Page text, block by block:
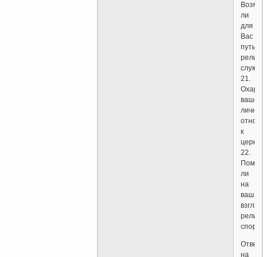
ли
для
Вас
путь
21.
ваше
к
церкви
22.
ли
на
ваш
взгляд
на